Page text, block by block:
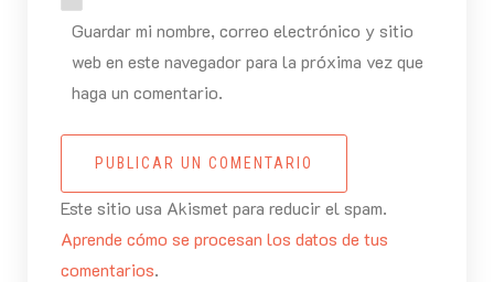
Guardar mi nombre, correo electrónico y sitio
web en este navegador para la próxima vez que
haga un comentario.
PUBLICAR UN COMENTARIO
Este sitio usa Akismet para reducir el spam.
Aprende cómo se procesan los datos de tus
comentarios.